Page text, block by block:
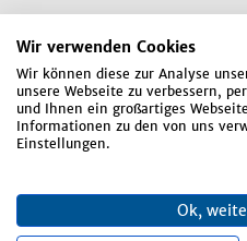
Wir verwenden Cookies
Wir können diese zur Analyse
unsere Webseite zu verbessern,
und Ihnen ein großartiges
Informationen zu den von uns
Einstellungen.
Ok,
Landkreiszehnerkarte
Mitarbeit Kämmerei
Senioren-Mobility und
Statistik
Vollzug § 2 b UStG